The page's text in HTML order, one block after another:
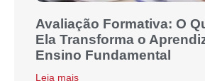
Avaliação Formativa: O
Ela Transforma o
Ensino Fundamental
Leia mais